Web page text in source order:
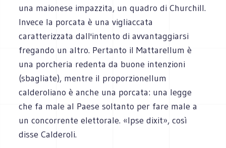
una maionese impazzita, un quadro di Churchill.
Invece la porcata è una vigliaccata
caratterizzata dall'intento di avvantaggiarsi
fregando un altro. Pertanto il Mattarellum è
una porcheria redenta da buone intenzioni
(sbagliate), mentre il proporzionellum
calderoliano è anche una porcata: una legge
che fa male al Paese soltanto per fare male a
un concorrente elettorale. «Ipse dixit», così
disse Calderoli.